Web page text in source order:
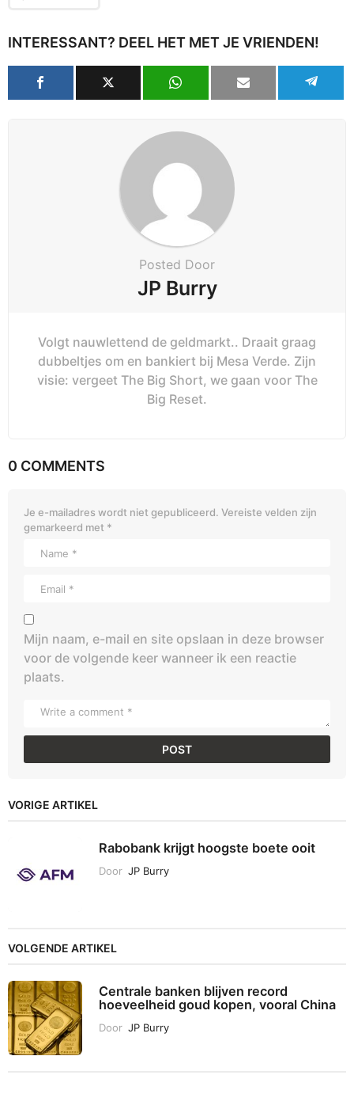
INTERESSANT? DEEL HET MET JE VRIENDEN!
Posted Door
JP Burry
Volgt nauwlettend de geldmarkt.. Draait graag
dubbeltjes om en bankiert bij Mesa Verde. Zijn
visie: vergeet The Big Short, we gaan voor The
Big Reset.
0 COMMENTS
Je e-mailadres wordt niet gepubliceerd. Vereiste velden zijn
gemarkeerd met *
Mijn naam, e-mail en site opslaan in deze browser
voor de volgende keer wanneer ik een reactie
plaats.
VORIGE ARTIKEL
Rabobank krijgt hoogste boete ooit
Door JP Burry
VOLGENDE ARTIKEL
Centrale banken blijven record
hoeveelheid goud kopen, vooral China
Door JP Burry